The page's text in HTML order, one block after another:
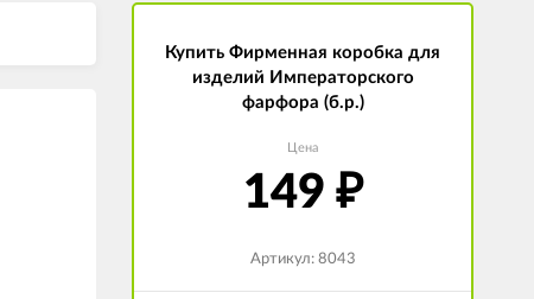
Купить Фирменная коробка для
изделий Императорского
фарфора (б.р.)
Цена
149 ₽
Артикул: 8043